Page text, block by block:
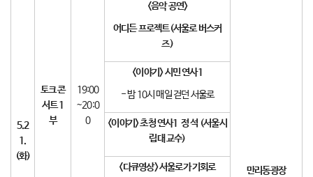
5.2
1.
(화)
만리동광장
토크 콘
서트1
부
19:00
~20:0
0
<음악 공연>
어디든 프로젝트(서울로 버스커
즈)
<이야기 >시민 연사1
- 밤 10시 매일 걷던 서울로
<이야기 >초청 연사1 정 석 (서울시
립대 교수)
<다큐영상>서울로가 기회로